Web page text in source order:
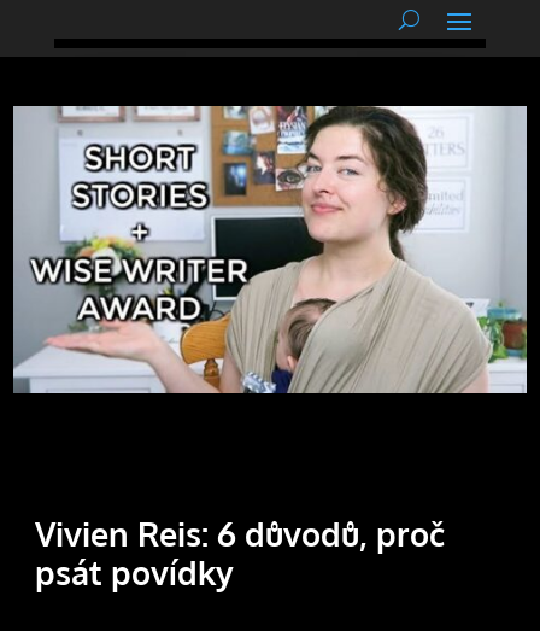
Vivien Reis: 6 důvodů, proč
psát povídky